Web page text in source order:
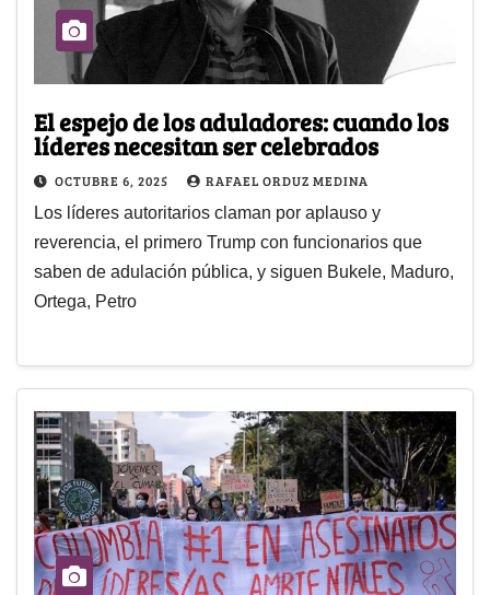
El espejo de los aduladores: cuando los
líderes necesitan ser celebrados
OCTUBRE 6, 2025 RAFAEL ORDUZ MEDINA
Los líderes autoritarios claman por aplauso y
reverencia, el primero Trump con funcionarios que
saben de adulación pública, y siguen Bukele, Maduro,
Ortega, Petro